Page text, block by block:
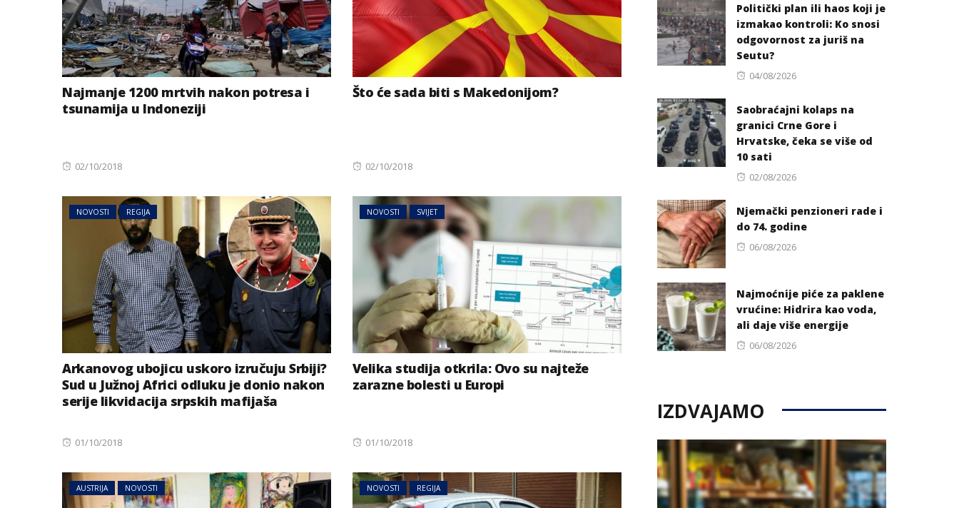
Najmanje 1200 mrtvih nakon potresa i
tsunamija u Indoneziji
Posted
02/10/2018
Što će sada biti s Makedonijom?
Posted
02/10/2018
NOVOSTI REGIJA
Arkanovog ubojicu uskoro izručuju Srbiji?
Sud u Južnoj Africi odluku je donio nakon
serije likvidacija srpskih mafijaša
Posted
01/10/2018
NOVOSTI SVIJET
Velika studija otkrila: Ovo su najteže
zarazne bolesti u Europi
Posted
01/10/2018
AUSTRIJA NOVOSTI NOVOSTI REGIJA
Politički plan ili haos koji je
izmakao kontroli: Ko snosi
odgovornost za juriš na
Seutu?
Posted
04/08/2026
Saobraćajni kolaps na
granici Crne Gore i
Hrvatske, čeka se više od
10 sati
Posted
02/08/2026
Njemački penzioneri rade i
do 74. godine
Posted
06/08/2026
Najmoćnije piće za paklene
vrućine: Hidrira kao voda,
ali daje više energije
Posted
06/08/2026
IZDVAJAMO